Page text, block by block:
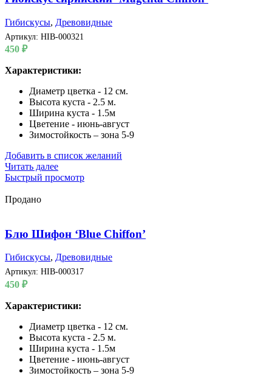
Гибискусы, Древовидные
Артикул: HIB-000321
450 ₽
Характеристики:
Диаметр цветка - 12 см.
Высота куста - 2.5 м.
Ширина куста - 1.5м
Цветение - июнь-август
Зимостойкость – зона 5-9
Добавить в список желаний
Читать далее
Быстрый просмотр
Продано
Блю Шифон ‘Blue Chiffon’
Гибискусы, Древовидные
Артикул: HIB-000317
450 ₽
Характеристики:
Диаметр цветка - 12 см.
Высота куста - 2.5 м.
Ширина куста - 1.5м
Цветение - июнь-август
Зимостойкость – зона 5-9